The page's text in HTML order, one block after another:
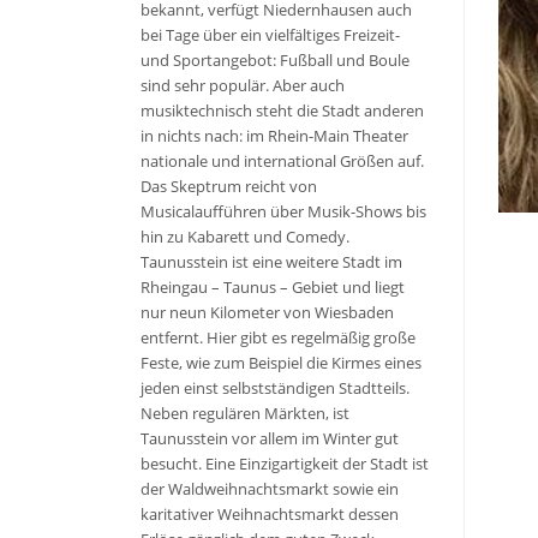
bekannt, verfügt Niedernhausen auch
bei Tage über ein vielfältiges Freizeit-
und Sportangebot: Fußball und Boule
sind sehr populär. Aber auch
musiktechnisch steht die Stadt anderen
in nichts nach: im Rhein-Main Theater
nationale und international Größen auf.
Das Skeptrum reicht von
Musicalaufführen über Musik-Shows bis
hin zu Kabarett und Comedy.
Taunusstein ist eine weitere Stadt im
Rheingau – Taunus – Gebiet und liegt
nur neun Kilometer von Wiesbaden
entfernt. Hier gibt es regelmäßig große
Feste, wie zum Beispiel die Kirmes eines
jeden einst selbstständigen Stadtteils.
Neben regulären Märkten, ist
Taunusstein vor allem im Winter gut
besucht. Eine Einzigartigkeit der Stadt ist
der Waldweihnachtsmarkt sowie ein
karitativer Weihnachtsmarkt dessen